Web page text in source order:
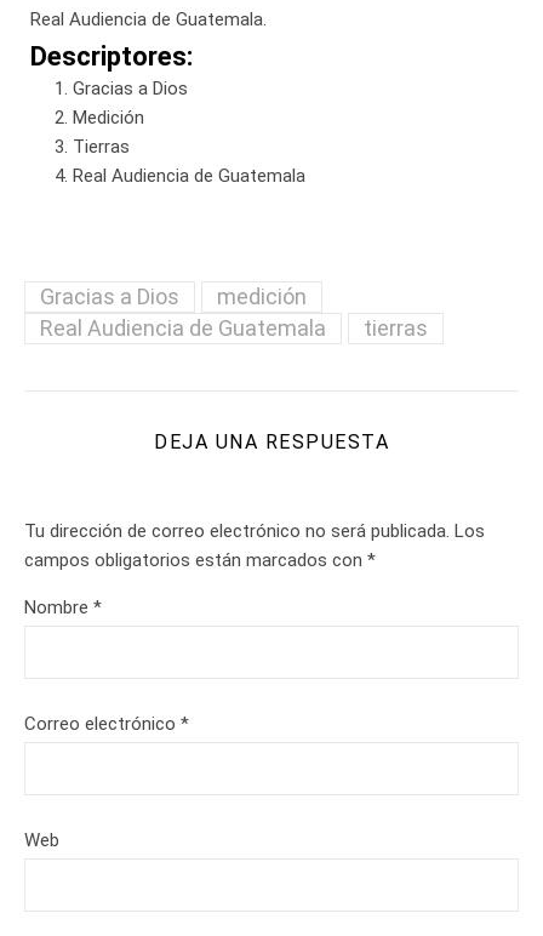
Real Audiencia de Guatemala.
Descriptores:
Gracias a Dios
Medición
Tierras
Real Audiencia de Guatemala
Gracias a Dios
medición
Real Audiencia de Guatemala
tierras
DEJA UNA RESPUESTA
Tu dirección de correo electrónico no será publicada. Los
campos obligatorios están marcados con *
Nombre *
Correo electrónico *
Web